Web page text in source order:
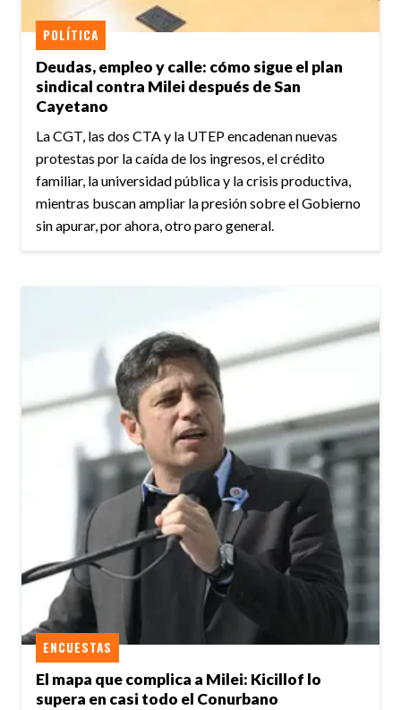
Deudas, empleo y calle: cómo sigue el plan
sindical contra Milei después de San
Cayetano
POLÍTICA
La CGT, las dos CTA y la UTEP encadenan nuevas
protestas por la caída de los ingresos, el crédito
familiar, la universidad pública y la crisis productiva,
mientras buscan ampliar la presión sobre el Gobierno
sin apurar, por ahora, otro paro general.
El mapa que complica a Milei: Kicillof lo
supera en casi todo el Conurbano
ENCUESTAS